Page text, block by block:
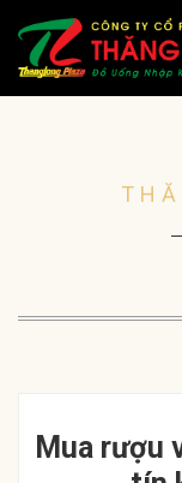
Mua rượu